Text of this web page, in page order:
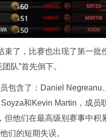
束了，比赛也出现了第一批
队”首先倒下。
包含了：Daniel Negreanu
和Kevin Martin，成员
但他们在最高级别赛事中积
们的短期失误。